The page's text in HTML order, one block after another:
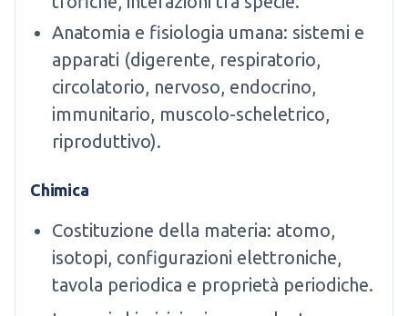
Anatomia e fisiologia umana: sistemi e
apparati (digerente, respiratorio,
circolatorio, nervoso, endocrino,
immunitario, muscolo-scheletrico,
riproduttivo).
Chimica
Costituzione della materia: atomo,
isotopi, configurazioni elettroniche,
tavola periodica e proprietà periodiche.